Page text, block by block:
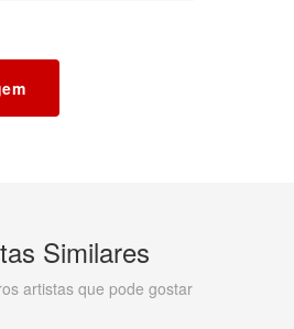
Similares
artistas que pode gostar